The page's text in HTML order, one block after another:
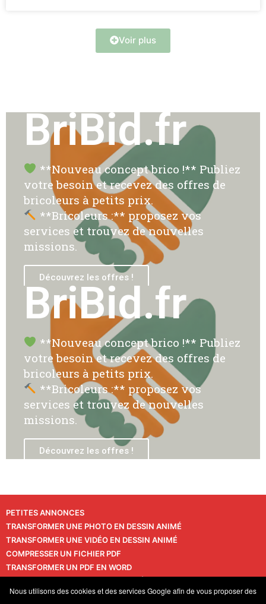
Voir plus
BriBid.fr
**Nouveau concept brico !** Publiez
votre besoin et recevez des offres de
bricoleurs à petits prix.
**Bricoleurs :** proposez vos
services et trouvez de nouvelles
missions.
Découvrez les offres !
BriBid.fr
**Nouveau concept brico !** Publiez
votre besoin et recevez des offres de
bricoleurs à petits prix.
**Bricoleurs :** proposez vos
services et trouvez de nouvelles
missions.
Découvrez les offres !
PETITES ANNONCES
TRANSFORMER UNE PHOTO EN DESSIN ANIMÉ
TRANSFORMER UNE VIDÉO EN DESSIN ANIMÉ
COMPRESSER UN FICHIER PDF
TRANSFORMER UN PDF EN WORD
VIE PRIVÉE
Nous utilisons des cookies et des services Google afin de vous proposer des